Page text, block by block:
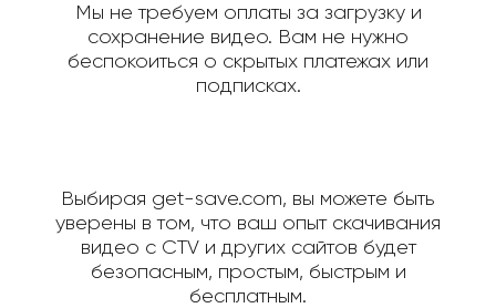
Мы не требуем оплаты за загрузку и
сохранение видео. Вам не нужно
беспокоиться о скрытых платежах или
подписках.
Выбирая get-save.com, вы можете быть
уверены в том, что ваш опыт скачивания
видео с CTV и других сайтов будет
безопасным, простым, быстрым и
бесплатным.